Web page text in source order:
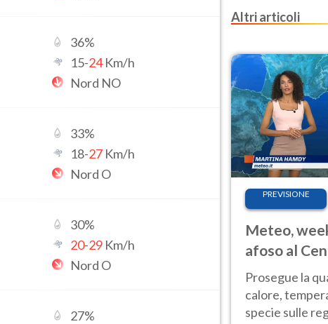
36%
15-24Km/h
Nord NO
33%
18-27 Km/h
Nord O
30%
20-29 Km/h
Nord O
27%
Altri articoli
PREVISIONE
Meteo,
afoso al
temporali
Prosegue la
calore,
specie sulle